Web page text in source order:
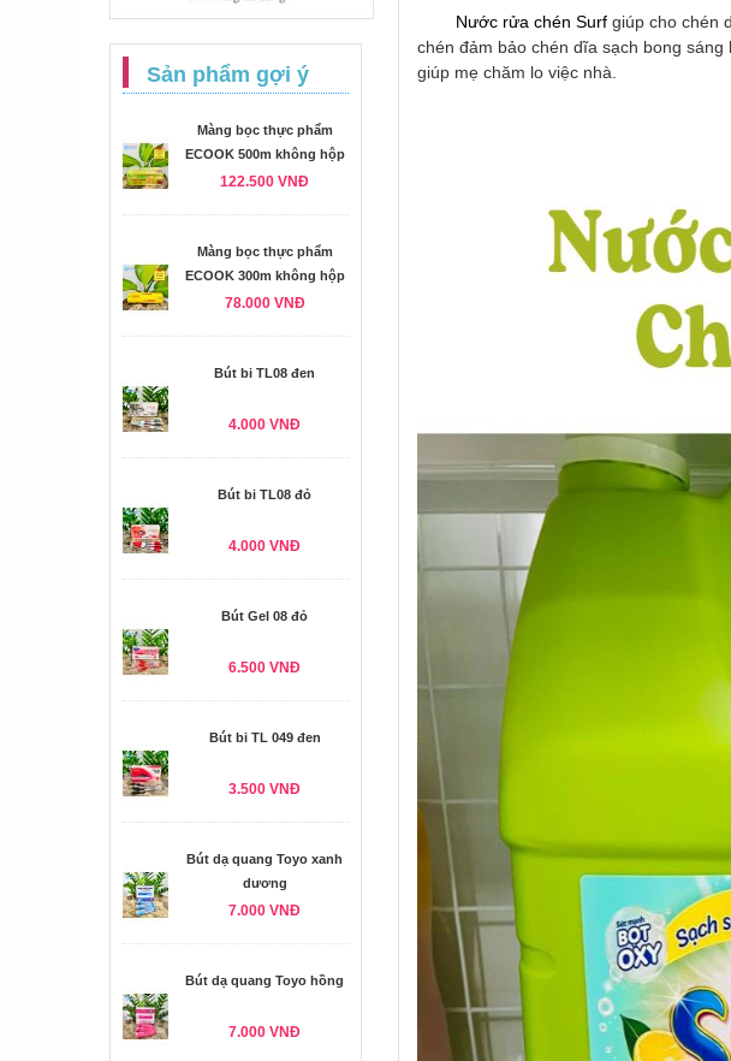
Sản phẩm gợi ý
Màng bọc thực phẩm
ECOOK 500m không hộp
122.500 VNĐ
Màng bọc thực phẩm
ECOOK 300m không hộp
78.000 VNĐ
Bút bi TL08 đen
4.000 VNĐ
Bút bi TL08 đỏ
4.000 VNĐ
Bút Gel 08 đỏ
6.500 VNĐ
Bút bi TL 049 đen
3.500 VNĐ
Bút dạ quang Toyo xanh
dương
7.000 VNĐ
Bút dạ quang Toyo hồng
7.000 VNĐ
Nước rửa chén Surf giúp cho chén
chén đảm bảo chén dĩa sạch bong
giúp mẹ chăm lo việc nhà.